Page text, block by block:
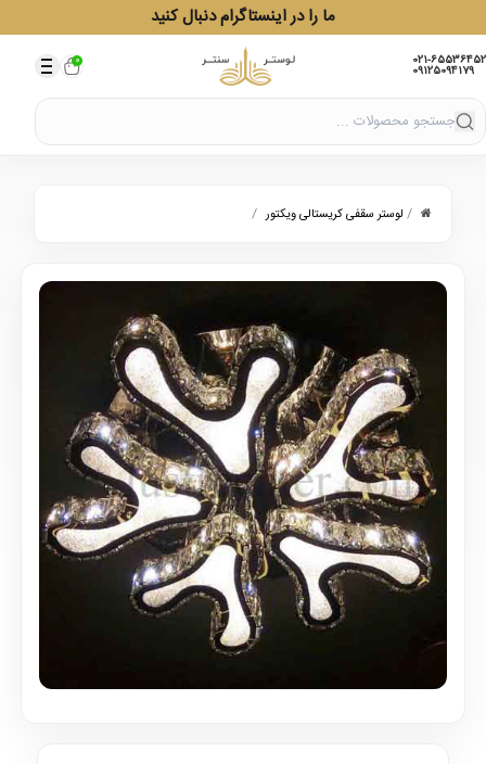
ما را در اینستاگرام دنبال کنید
021-65536452
09125094179
0
/ لوستر سقفی کریستالی ویکتور /